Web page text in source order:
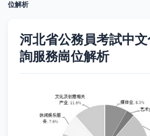
位解析
河北省公務員考試中
詢服務崗位解析